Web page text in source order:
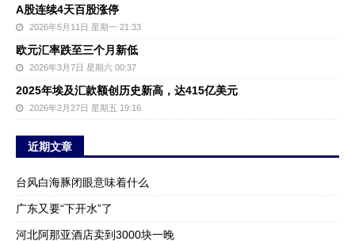
A股连续4天百股涨停
2026年5月11日 星期一 21:33
欧元汇率跌至三个月新低
2026年3月7日 星期六 00:37
2025年埃及汇款额创历史新高，达415亿美元
2026年2月27日 星期五 19:16
近期文章
台风白海豚闭眼意味着什么
广东又要“下开水”了
河北阿那亚酒店卖到3000块一晚